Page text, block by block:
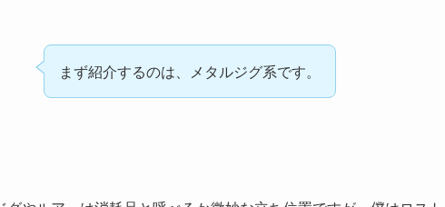
まず紹介するのは、メタルジグ系です。